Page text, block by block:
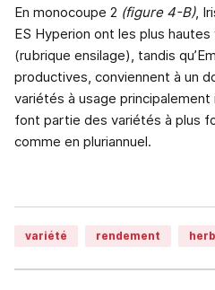
En monocoupe 2 (figure 4-B),
ES Hyperion ont les plus
(rubrique ensilage), tandis
productives, conviennent à un
variétés à usage
font partie des variétés à plus
comme en pluriannuel.
variété rendement